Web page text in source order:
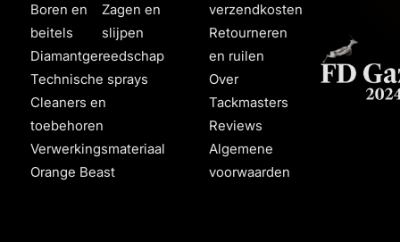
Boren en
beitels
Zagen en
slijpen
Diamantgereedschap
Technische sprays
Cleaners en
toebehoren
Verwerkingsmateriaal
Orange Beast
verzendkosten
Retourneren
en ruilen
Over
Tackmasters
Reviews
Algemene
voorwaarden